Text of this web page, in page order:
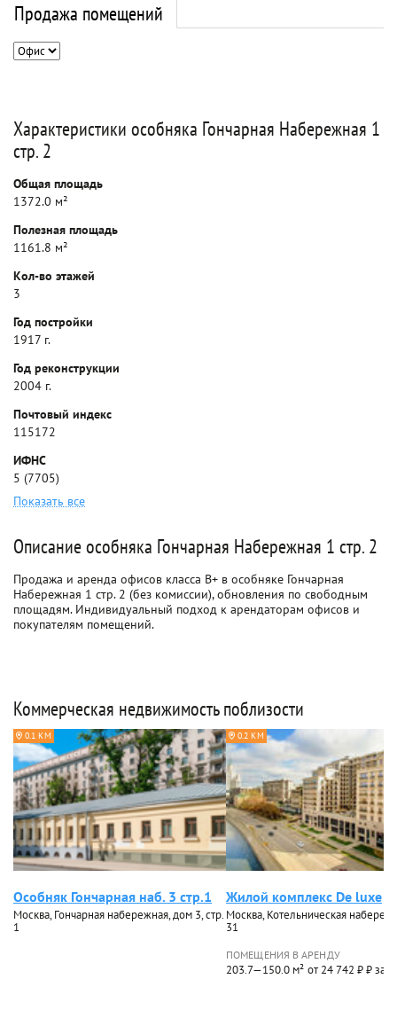
Продажа помещений
Характеристики особняка Гончарная Набережная 1
стр. 2
Общая площадь
1372.0 м²
Полезная площадь
1161.8 м²
Кол-во этажей
3
Год постройки
1917 г.
Год реконструкции
2004 г.
Почтовый индекс
115172
ИФНС
5 (7705)
Показать все
Описание особняка Гончарная Набережная 1 стр. 2
Продажа и аренда офисов класса B+ в особняке Гончарная
Набережная 1 стр. 2 (без комиссии), обновления по свободным
площадям. Индивидуальный подход к арендаторам офисов и
покупателям помещений.
Коммерческая недвижимость поблизости
0.1 КМ
Особняк Гончарная наб. 3 стр.1
Москва, Гончарная набережная, дом 3, стр.
1
0.2 КМ
Жилой комплекс De luxe
Москва, Котельническая
31
ПОМЕЩЕНИЯ В АРЕНДУ
203.7—150.0 м² от 24 742 ₽ ₽ за